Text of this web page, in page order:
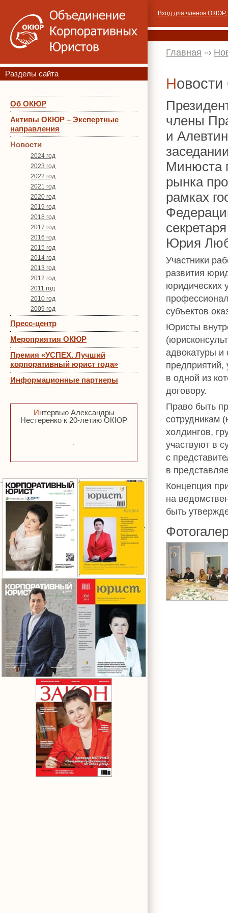
Разделы сайта
Об ОКЮР
Активы ОКЮР – Экспертные
направления
Новости
2024 год
2023 год
2022 год
2021 год
2020 год
2019 год
2018 год
2017 год
2016 год
2015 год
2014 год
2013 год
2012 год
2011 год
2010 год
2009 год
Пресс-центр
Мероприятия ОКЮР
Премия «УСПЕХ. Лучший
корпоративный юрист года»
Информационные партнеры
Интервью Александры
Нестеренко к 20-летию ОКЮР
Вход для членов ОКЮР,
Главная
члены
и
Минюста
рынка
рамках
Юрия
Участники
развития
юридических
субъектов
Юристы
адвокатуры и
предприятий,
в одной из
договору.
Право быть
сотрудникам
холдингов,
участвуют в
с
в
Концепция
на
быть